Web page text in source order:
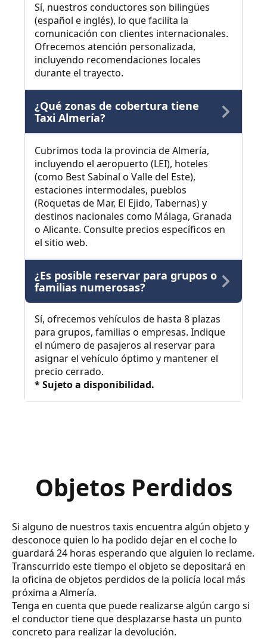
Sí, nuestros conductores son bilingües
(español e inglés), lo que facilita la
comunicación con clientes internacionales.
Ofrecemos atención personalizada,
incluyendo recomendaciones locales
durante el trayecto.
¿Qué zonas de cobertura tiene
Taxi Almería?
Cubrimos toda la provincia de Almería,
incluyendo el aeropuerto (LEI), hoteles
(como Best Sabinal o Valle del Este),
estaciones intermodales, pueblos
(Roquetas de Mar, El Ejido, Tabernas) y
destinos nacionales como Málaga, Granada
o Alicante. Consulte precios específicos en
el sitio web.
¿Es posible reservar para grupos o
familias numerosas?
Sí, ofrecemos vehículos de hasta 8 plazas
para grupos, familias o empresas. Indique
el número de pasajeros al reservar para
asignar el vehículo óptimo y mantener el
precio cerrado.
* Sujeto a disponibilidad.
Objetos Perdidos
Si alguno de nuestros taxis encuentra algún objeto y
desconoce quien lo ha podido dejar en el coche lo
guardará 24 horas esperando que alguien lo reclame.
Transcurrido este tiempo el objeto se depositará en
la oficina de objetos perdidos de la policía local más
próxima a Almería.
Tenga en cuenta que puede realizarse algún cargo si
el conductor tiene que desplazarse hasta un punto
concreto para realizar la devolución.